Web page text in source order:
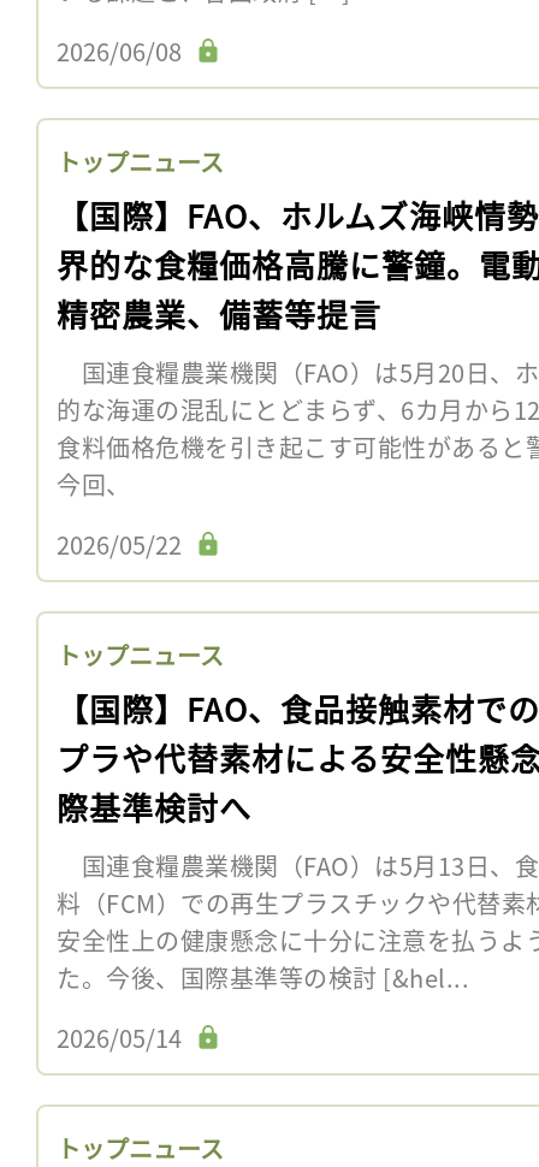
2026/06/08
トップニュース
【国際】FAO、ホルムズ海峡情
界的な食糧価格高騰に警鐘。電
精密農業、備蓄等提言
国連食糧農業機関（FAO）は5月20日、
的な海運の混乱にとどまらず、6カ月から
食料価格危機を引き起こす可能性がある
今回、
2026/05/22
トップニュース
【国際】FAO、食品接触素材で
プラや代替素材による安全性懸
際基準検討へ
国連食糧農業機関（FAO）は5月13日、
料（FCM）での再生プラスチックや代替
安全性上の健康懸念に十分に注意を払うよ
た。今後、国際基準等の検討 [&hel...
2026/05/14
トップニュース